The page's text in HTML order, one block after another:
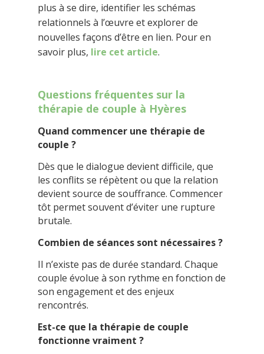
plus à se dire, identifier les schémas
relationnels à l’œuvre et explorer de
nouvelles façons d’être en lien. Pour en
savoir plus, lire cet article.
Questions fréquentes sur la
thérapie de couple à Hyères
Quand commencer une thérapie de
couple ?
Dès que le dialogue devient difficile, que
les conflits se répètent ou que la relation
devient source de souffrance. Commencer
tôt permet souvent d’éviter une rupture
brutale.
Combien de séances sont nécessaires ?
Il n’existe pas de durée standard. Chaque
couple évolue à son rythme en fonction de
son engagement et des enjeux
rencontrés.
Est-ce que la thérapie de couple
fonctionne vraiment ?